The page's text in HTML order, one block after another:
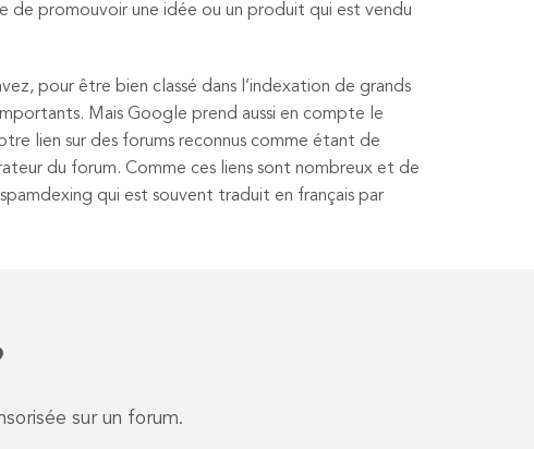
de promouvoir une idée ou un produit qui est vendu
pour être bien classé dans l’indexation de grands
Mais Google prend aussi en compte le
lien sur des forums reconnus comme étant de
du forum. Comme ces liens sont nombreux et de
qui est souvent traduit en français par
sur un forum.